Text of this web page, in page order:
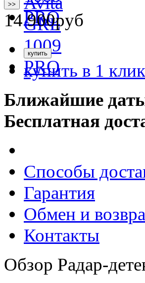
>>
14 900руб
купить в 1 клик
Ближайшие
Бесплатная
Способы
Гарантия
Обмен и
Контакты
Обзор Радар-